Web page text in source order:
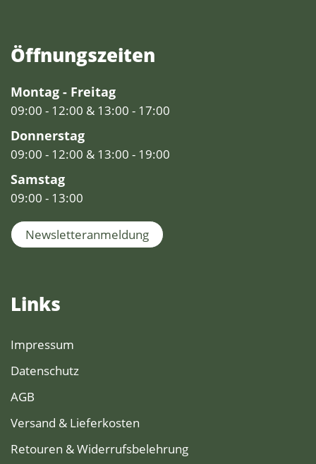
Öffnungs­zeiten
Montag - Freitag
09:00 - 12:00 & 13:00 - 17:00
Donnerstag
09:00 - 12:00 & 13:00 - 19:00
Samstag
09:00 - 13:00
Newsletteranmeldung
Links
Impressum
Datenschutz
AGB
Versand & Lieferkosten
Retouren & Widerrufsbelehrung